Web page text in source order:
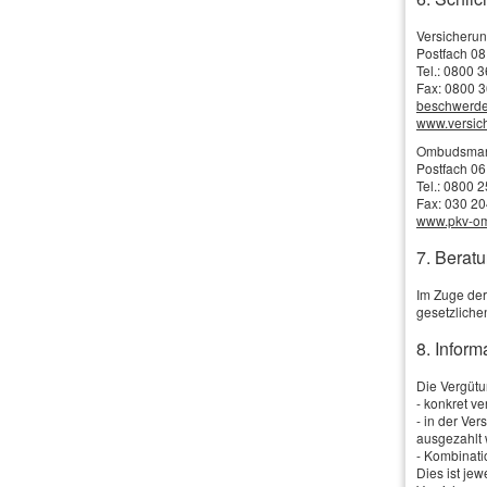
Wie sind
Postfach
Tel.: 0800
Fax: 0800
Postfach
Tel.: 0800
Fax: 030
www.pkv-
7.
Im Zuge
8.
Die
- konkret
- in der
ausgezahlt
-
Dies ist